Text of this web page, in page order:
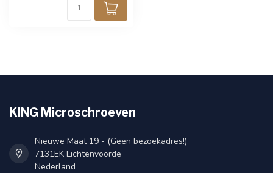
KING Microschroeven
Nieuwe Maat 19 - (Geen bezoekadres!)
7131EK Lichtenvoorde
Nederland